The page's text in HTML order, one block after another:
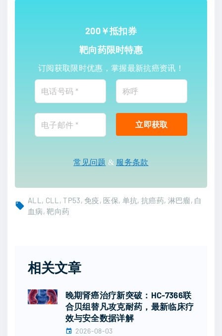
200￥抵扣券
靶向药限时特惠
订阅获取限时优惠，掌握最新抗癌资讯！
常见问题 & 服务条款
ALL CLL TP53 免疫 医保 单抗 抗癌药 淋巴瘤 白
血病 靶向药
相关文章
晚期肾癌治疗新突破：HC-7366联
合贝组替凡攻克耐药，最新临床疗
效与安全数据详解
2026-08-03